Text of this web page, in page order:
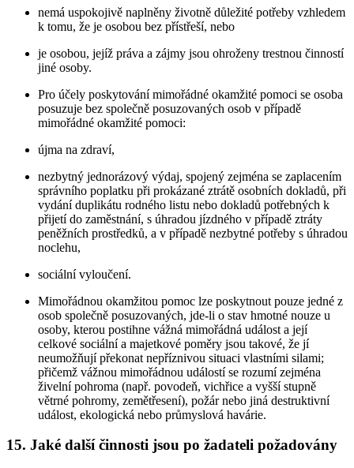
nemá uspokojivě naplněny životně důležité potřeby vzhledem
k tomu, že je osobou bez přístřeší, nebo
je osobou, jejíž práva a zájmy jsou ohroženy trestnou činností
jiné osoby.
Pro účely poskytování mimořádné okamžité pomoci se osoba
posuzuje bez společně posuzovaných osob v případě
mimořádné okamžité pomoci:
újma na zdraví,
nezbytný jednorázový výdaj, spojený zejména se zaplacením
správního poplatku při prokázané ztrátě osobních dokladů, při
vydání duplikátu rodného listu nebo dokladů potřebných k
přijetí do zaměstnání, s úhradou jízdného v případě ztráty
peněžních prostředků, a v případě nezbytné potřeby s úhradou
noclehu,
sociální vyloučení.
Mimořádnou okamžitou pomoc lze poskytnout pouze jedné z
osob společně posuzovaných, jde-li o stav hmotné nouze u
osoby, kterou postihne vážná mimořádná událost a její
celkové sociální a majetkové poměry jsou takové, že jí
neumožňují překonat nepříznivou situaci vlastními silami;
přičemž vážnou mimořádnou událostí se rozumí zejména
živelní pohroma (např. povodeň, vichřice a vyšší stupně
větrné pohromy, zemětřesení), požár nebo jiná destruktivní
událost, ekologická nebo průmyslová havárie.
15. Jaké další činnosti jsou po žadateli požadovány